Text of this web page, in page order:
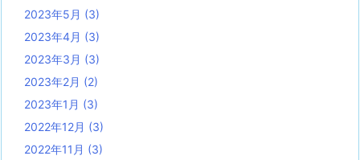
2023年5月 (3)
2023年4月 (3)
2023年3月 (3)
2023年2月 (2)
2023年1月 (3)
2022年12月 (3)
2022年11月 (3)